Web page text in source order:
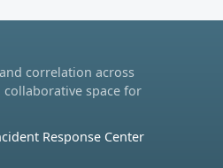
correlation across
space for
Response Center